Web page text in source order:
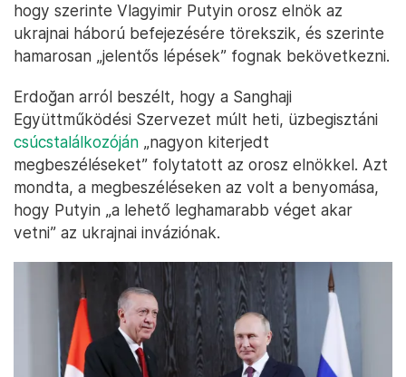
hogy szerinte Vlagyimir Putyin orosz elnök az
ukrajnai háború befejezésére törekszik, és szerinte
hamarosan „jelentős lépések” fognak bekövetkezni.
Erdoğan arról beszélt, hogy a Sanghaji
Együttműködési Szervezet múlt heti, üzbegisztáni
csúcstalálkozóján „nagyon kiterjedt
megbeszéléseket” folytatott az orosz elnökkel. Azt
mondta, a megbeszéléseken az volt a benyomása,
hogy Putyin „a lehető leghamarabb véget akar
vetni” az ukrajnai inváziónak.